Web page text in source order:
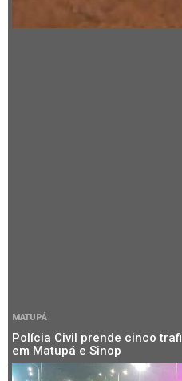
MATUPÁ
Polícia Civil prende cinco
em Matupá e Sinop